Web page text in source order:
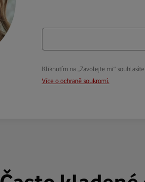
Kliknutím na „Zavolejte mi“
Více o ochraně soukromí.